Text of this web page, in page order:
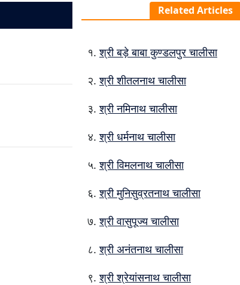
Related Articles
श्री बड़े बाबा कुण्डलपुर चालीसा
श्री शीतलनाथ चालीसा
श्री नमिनाथ चालीसा
श्री धर्मनाथ चालीसा
श्री विमलनाथ चालीसा
श्री मुनिसुव्रतनाथ चालीसा
श्री वासुपूज्य चालीसा
श्री अनंतनाथ चालीसा
श्री श्रेयांसनाथ चालीसा